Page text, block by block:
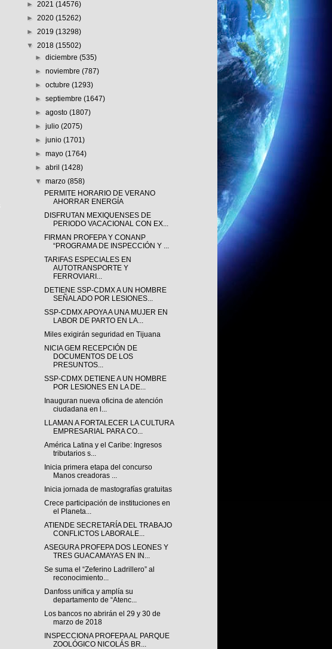
► 2021 (14576)
► 2020 (15262)
► 2019 (13298)
▼ 2018 (15502)
►diciembre(535)
►noviembre(787)
►octubre(1293)
►septiembre(1647)
►agosto(1807)
►julio(2075)
►junio(1701)
►mayo(1764)
►abril(1428)
▼marzo(858)
PERMITE HORARIO DE VERANO
AHORRAR ENERGÍA
DISFRUTAN MEXIQUENSES DE
PERIODO VACACIONAL CON EX...
FIRMAN PROFEPA Y CONANP
“PROGRAMA DE INSPECCIÓN Y ...
TARIFAS ESPECIALES EN
AUTOTRANSPORTE Y
FERROVIARI...
DETIENE SSP-CDMX A UN HOMBRE
SEÑALADO POR LESIONES...
SSP-CDMX APOYA A UNA MUJER EN
LABOR DE PARTO EN LA...
Miles exigirán seguridad en Tijuana
NICIA GEM RECEPCIÓN DE
DOCUMENTOS DE LOS
PRESUNTOS...
SSP-CDMX DETIENE A UN HOMBRE
POR LESIONES EN LA DE...
Inauguran nueva oficina de atención
ciudadana en l...
LLAMAN A FORTALECER LA CULTURA
EMPRESARIAL PARA CO...
América Latina y el Caribe: Ingresos
tributarios s...
Inicia primera etapa del concurso
Manos creadoras ...
Inicia jornada de mastografías gratuitas
Crece participación de instituciones en
el Planeta...
ATIENDE SECRETARÍA DEL TRABAJO
CONFLICTOS LABORALE...
ASEGURA PROFEPA DOS LEONES Y
TRES GUACAMAYAS EN IN...
Se suma el “Zeferino Ladrillero” al
reconocimiento...
Danfoss unifica y amplía su
departamento de “Atenc...
Los bancos no abrirán el 29 y 30 de
marzo de 2018
INSPECCIONA PROFEPA AL PARQUE
ZOOLÓGICO NICOLÁS BR...